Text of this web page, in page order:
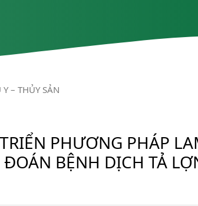
– THỦY SẢN
PHƯƠNG PHÁP
BỆNH DỊCH TẢ